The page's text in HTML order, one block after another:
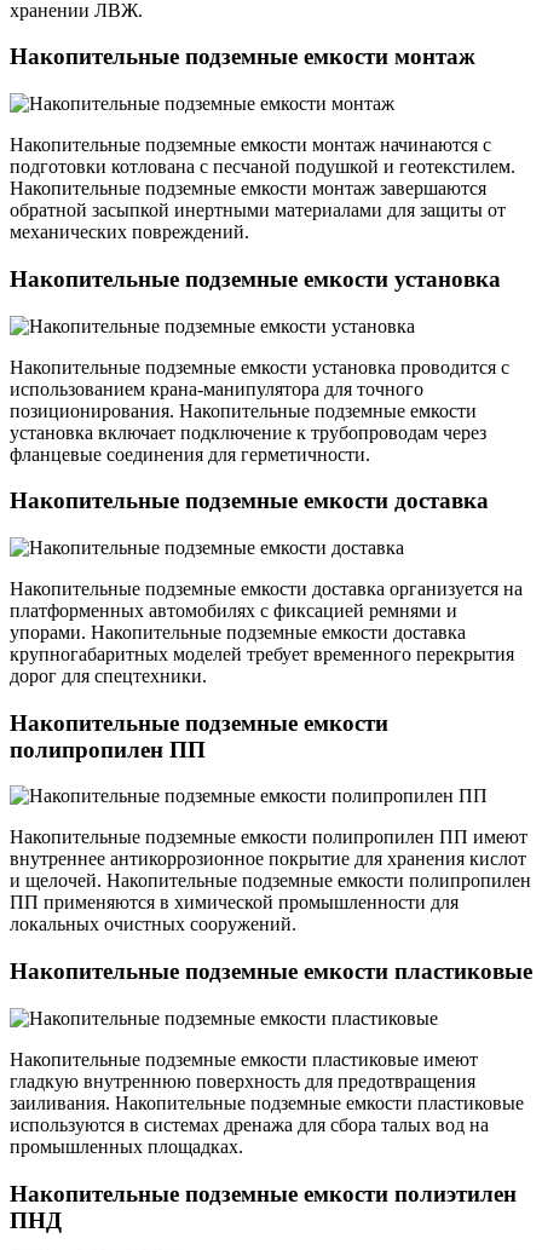
хранении ЛВЖ.
Накопительные подземные емкости монтаж
Накопительные подземные емкости монтаж начинаются с
подготовки котлована с песчаной подушкой и геотекстилем.
Накопительные подземные емкости монтаж завершаются
обратной засыпкой инертными материалами для защиты от
механических повреждений.
Накопительные подземные емкости установка
Накопительные подземные емкости установка проводится с
использованием крана-манипулятора для точного
позиционирования. Накопительные подземные емкости
установка включает подключение к трубопроводам через
фланцевые соединения для герметичности.
Накопительные подземные емкости доставка
Накопительные подземные емкости доставка организуется на
платформенных автомобилях с фиксацией ремнями и
упорами. Накопительные подземные емкости доставка
крупногабаритных моделей требует временного перекрытия
дорог для спецтехники.
Накопительные подземные емкости
полипропилен ПП
Накопительные подземные емкости полипропилен ПП имеют
внутреннее антикоррозионное покрытие для хранения кислот
и щелочей. Накопительные подземные емкости полипропилен
ПП применяются в химической промышленности для
локальных очистных сооружений.
Накопительные подземные емкости пластиковые
Накопительные подземные емкости пластиковые имеют
гладкую внутреннюю поверхность для предотвращения
заиливания. Накопительные подземные емкости пластиковые
используются в системах дренажа для сбора талых вод на
промышленных площадках.
Накопительные подземные емкости полиэтилен
ПНД